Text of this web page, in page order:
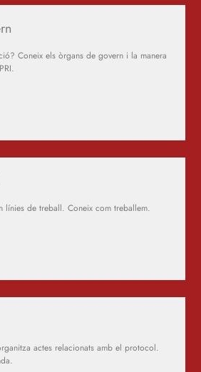
Coneix els òrgans de govern i la manera
línies de treball. Coneix com treballem.
actes relacionats amb el protocol.